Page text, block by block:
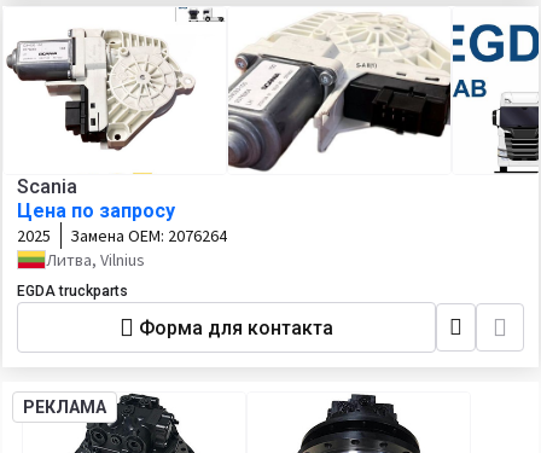
Scania
Цена по запросу
2025 Замена OEM: 2076264
Литва, Vilnius
EGDA truckparts
Форма для контакта
РЕКЛАМА